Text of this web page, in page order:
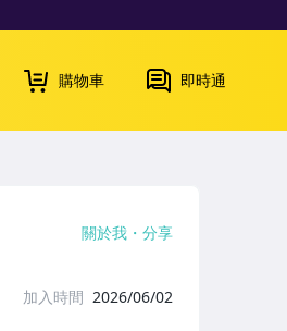
購物車 即時通
關於我 分享
加入時間 2026/06/02